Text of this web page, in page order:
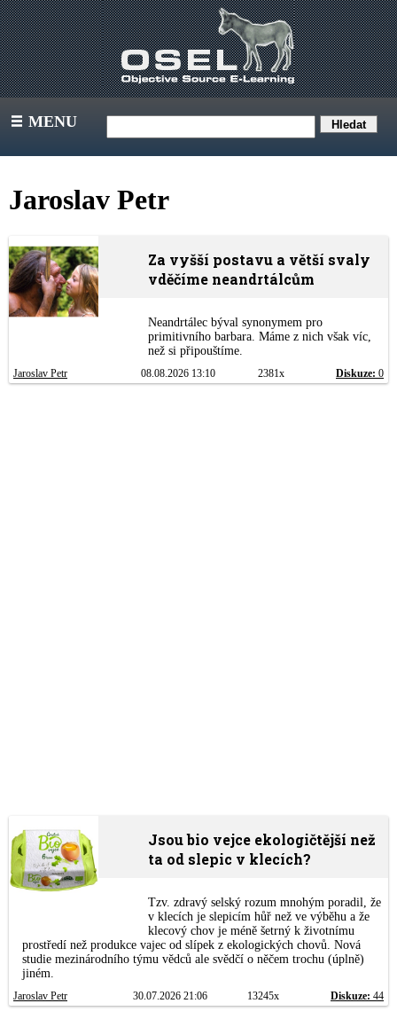
III MENU
Jaroslav Petr
Za vyšší postavu a větší svaly
vděčíme neandrtálcům
Neandrtálec býval synonymem pro
primitivního barbara. Máme z nich však víc,
než si připouštíme.
Jaroslav Petr 08.08.2026 13:10 2381x Diskuze: 0
Jsou bio vejce ekologičtější než
ta od slepic v klecích?
Tzv. zdravý selský rozum mnohým poradil, že
v klecích je slepicím hůř než ve výběhu a že
klecový chov je méně šetrný k životnímu
prostředí než produkce vajec od slípek z ekologických chovů. Nová
studie mezinárodního týmu vědců ale svědčí o něčem trochu (úplně)
jiném.
Jaroslav Petr 30.07.2026 21:06 13245x Diskuze: 44